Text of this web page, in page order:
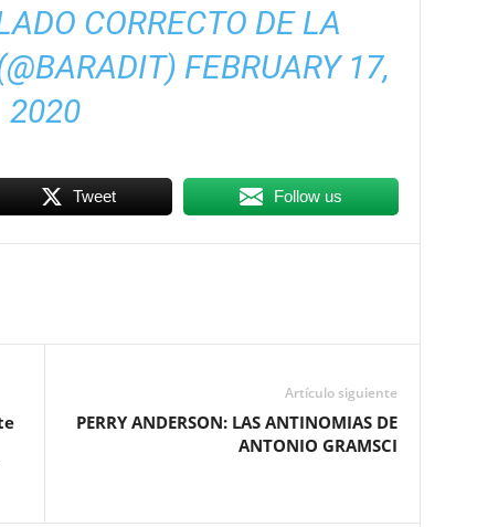
CORRECTO DE LA
FEBRUARY 17,
2020
Tweet Follow us
Artículo siguiente
PERRY ANDERSON: LAS ANTINOMIAS DE
ANTONIO GRAMSCI